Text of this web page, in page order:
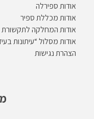
אודות ספירלה
אודות מכללת ספיר
אודות המחלקה לתקשורת
אודות מסלול “עיתונות
הצהרת נגישות